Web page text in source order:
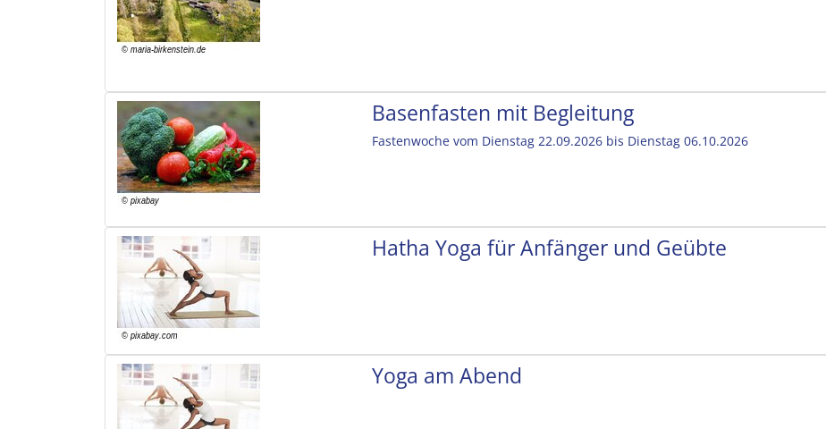
Basenfasten mit Begleitung
Fastenwoche vom Dienstag 22.09.2026 bis Dienstag 06.10.2026
Hatha Yoga für Anfänger und Geübte
Yoga am Abend